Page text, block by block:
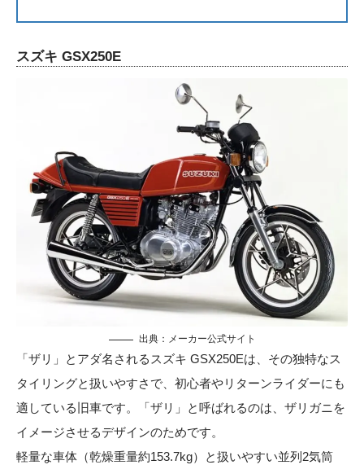
スズキ GSX250E
出典：メーカー公式サイト
「ザリ」とアダ名されるスズキ GSX250Eは、その独特なス
タイリングと扱いやすさで、初心者やリターンライダーにも
適している旧車です。「ザリ」と呼ばれるのは、ザリガニを
イメージさせるデザインのためです。
軽量な車体（乾燥重量約153.7kg）と扱いやすい並列2気筒